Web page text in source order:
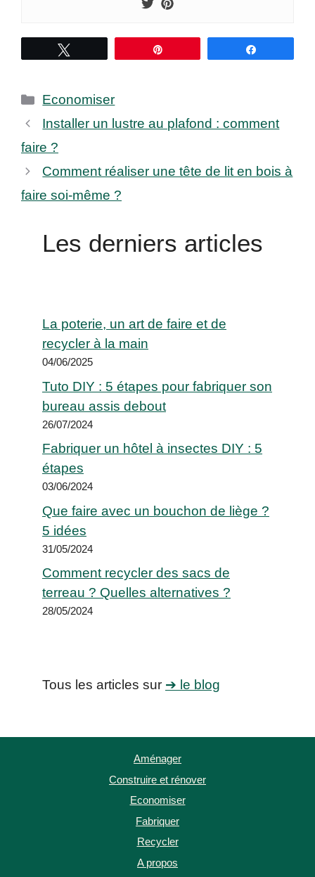
Catégories
Economiser
Installer un lustre au plafond : comment
faire ?
Comment réaliser une tête de lit en bois à
faire soi-même ?
Les derniers articles
La poterie, un art de faire et de
recycler à la main
04/06/2025
Tuto DIY : 5 étapes pour fabriquer son
bureau assis debout
26/07/2024
Fabriquer un hôtel à insectes DIY : 5
étapes
03/06/2024
Que faire avec un bouchon de liège ?
5 idées
31/05/2024
Comment recycler des sacs de
terreau ? Quelles alternatives ?
28/05/2024
Tous les articles sur ➔ le blog
Aménager
Construire et rénover
Economiser
Fabriquer
Recycler
A propos